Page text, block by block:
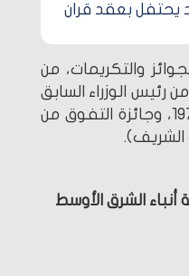
يحتفل بعقد قران
والتكريمات، من
الوزراء السابق
(فؤاد محي الدين) عام 1975، وجائزة التفوق من
الشريف).
أنباء الشرق الأوسط